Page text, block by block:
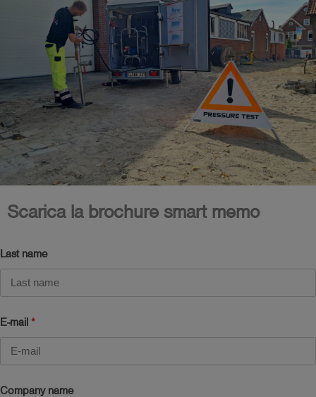
Scarica la brochure smart memo
Last name
E-mail
Company name